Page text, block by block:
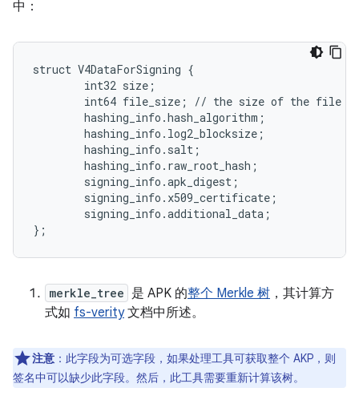
中：
struct V4DataForSigning {
        int32 size;
int64 file_size; // the size of the file
hashing_info.hash_algorithm;
hashing_info.log2_blocksize;
hashing_info.salt;
hashing_info.raw_root_hash;
        signing_info.apk_digest;
        signing_info.x509_certificate;
        signing_info.additional_data;
};
merkle_tree 是 APK 的整个 Merkle 树 ，其计算方
式如 fs-verity文档中所述。
注意 ：此字段为可选字段，如果处理工具可获取整个 AKP，则
签名中可以缺少此字段。然后，此工具需要重新计算该树。